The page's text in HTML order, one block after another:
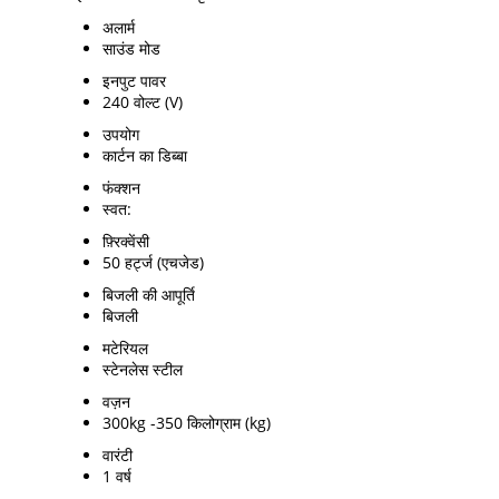
अलार्म
साउंड मोड
इनपुट पावर
240 वोल्ट (V)
उपयोग
कार्टन का डिब्बा
फंक्शन
स्वत:
फ़्रिक्वेंसी
50 हर्ट्ज (एचजेड)
बिजली की आपूर्ति
बिजली
मटेरियल
स्टेनलेस स्टील
वज़न
300kg -350 किलोग्राम (kg)
वारंटी
1 वर्ष